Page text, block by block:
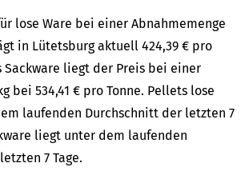
lose Ware bei einer Abnahmemenge
in Lütetsburg aktuell 424,39 € pro
Sackware liegt der Preis bei einer
bei 534,41 € pro Tonne. Pellets lose
laufenden Durchschnitt der letzten 7
liegt unter dem laufenden
7 Tage.